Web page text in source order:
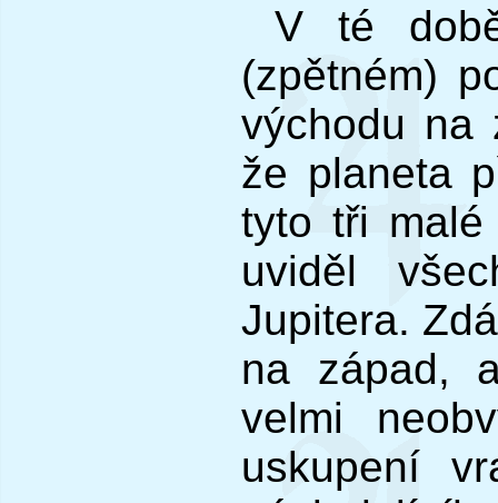
V té
(zpětném)
východu na
že planeta
tyto tři
uviděl
Jupitera.
na západ,
velmi
uskupení